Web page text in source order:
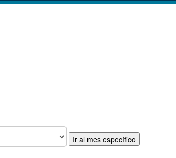
Ir al mes específico